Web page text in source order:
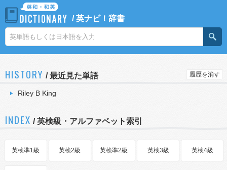
/英ナビ！辞書
HISTORY /最近見た単語 履歴を消す
Riley B King
INDEX / 英検級・アルファベット索引
英検準1級 英検2級 英検準2級 英検3級 英検4級